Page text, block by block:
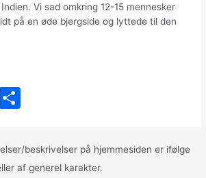
Vi sad omkring 12-15 mennesker
på en øde bjergside og lyttede til den
ar
e
beskrivelser på hjemmesiden er ifølge
af generel karakter.